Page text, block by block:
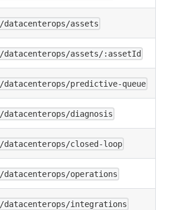
/datacenterops/assets
/datacenterops/assets/:assetId
/datacenterops/predictive-queue
/datacenterops/diagnosis
/datacenterops/closed-loop
/datacenterops/operations
/datacenterops/integrations